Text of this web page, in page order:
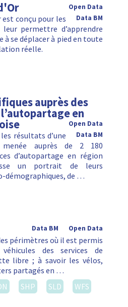
Open Data
Data BM
est conçu pour les
permettre d’apprendre
à se déplacer à pied en toute
réelle.
auprès des
en
Open Data
Data BM
résultats d’une
auprès de 2 180
d’autopartage en région
un portrait de leurs
démographiques, de …
Open Data
Data BM
périmètres où il est permis
des services de
libre ; à savoir les vélos,
partagés en …
SHP SLD
WFS